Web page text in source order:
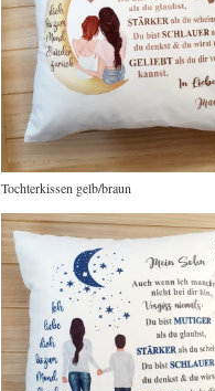
Tochterkissen gelb/braun